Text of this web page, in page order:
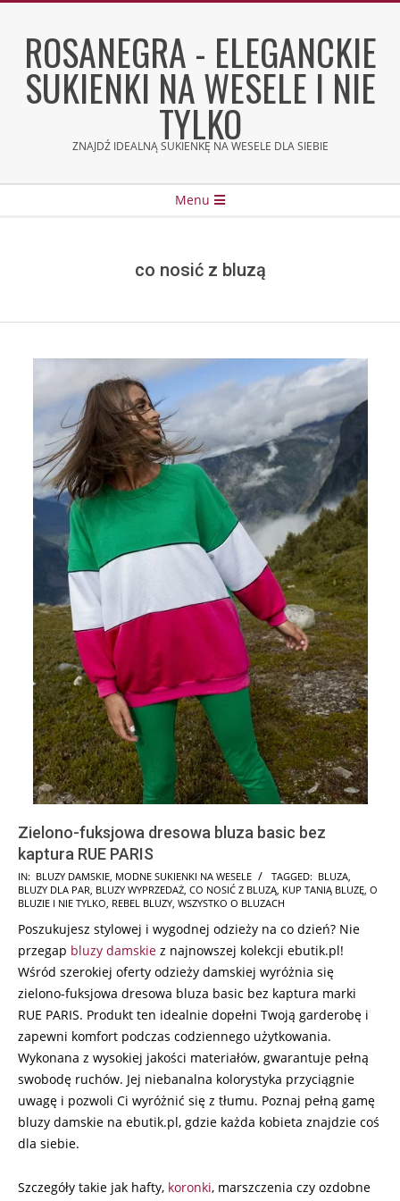
contentROSANEGRA - ELEGANCKIE
SUKIENKI NA WESELE I NIE
TYLKO
ZNAJDŹ IDEALNĄ SUKIENKĘ NA WESELE DLA SIEBIE
Menu
co nosić z bluzą
Zielono-fuksjowa dresowa bluza basic bez
kaptura RUE PARIS
2024-
07-
IN: BLUZY DAMSKIE, MODNE SUKIENKI NA WESELE TAGGED: BLUZA,
BLUZY DLA PAR, BLUZY WYPRZEDAŻ, CO NOSIĆ Z BLUZĄ, KUP TANIĄ BLUZĘ, O
BLUZIE I NIE TYLKO, REBEL BLUZY, WSZYSTKO O BLUZACH
Poszukujesz stylowej i wygodnej odzieży na co dzień? Nie
przegap bluzy damskie z najnowszej kolekcji ebutik.pl!
Wśród szerokiej oferty odzieży damskiej wyróżnia się
zielono-fuksjowa dresowa bluza basic bez kaptura marki
RUE PARIS. Produkt ten idealnie dopełni Twoją garderobę i
zapewni komfort podczas codziennego użytkowania.
Wykonana z wysokiej jakości materiałów, gwarantuje pełną
swobodę ruchów. Jej niebanalna kolorystyka przyciągnie
uwagę i pozwoli Ci wyróżnić się z tłumu. Poznaj pełną gamę
bluzy damskie na ebutik.pl, gdzie każda kobieta znajdzie coś
dla siebie.
Szczegóły takie jak hafty, koronki, marszczenia czy ozdobne